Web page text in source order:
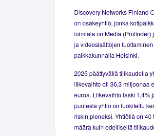
Discovery Networks Finland
on osakeyhtiö, jonka
toimiala on Media
ja videosisältöjen
paikkakunnalla Helsinki.
2025 päättyvällä tilikaudella
liikevaihto oli 36,3 miljoonaa
euroa. Liikevaihto laski 1,4%
puolesta yhtiö on luokiteltu
riskin pieneksi. Yhtiöllä on
määrä kuin edellisellä